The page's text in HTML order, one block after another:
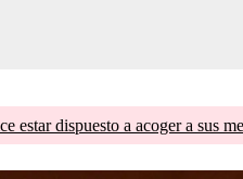
estar dispuesto a acoger a sus